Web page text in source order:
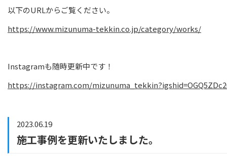
以下のURLからご覧ください。
https://www.mizunuma-tekkin.co.jp/category/works/
Instagramも随時更新中です！
https://instagram.com/
2023.06.19
施工事例を更新いたしました。